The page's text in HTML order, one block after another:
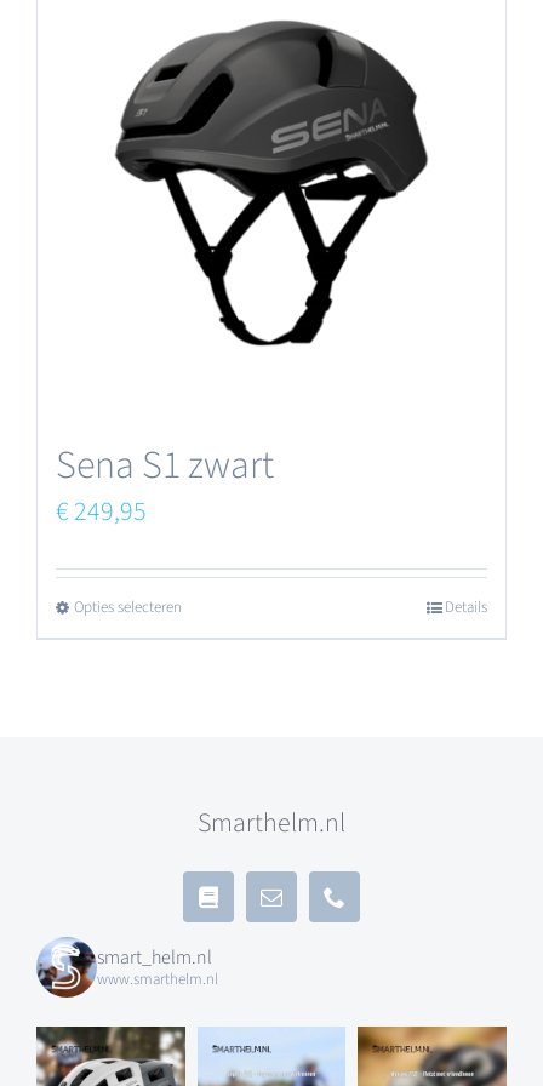
meerdere
variaties.
Deze
optie
kan
gekozen
worden
Sena S1 zwart
€249,95
Opties selecteren
Deze
optie
kan
gekozen
op
Details
Smarthelm.nl
smart_helm.nl
www.smarthelm.nl